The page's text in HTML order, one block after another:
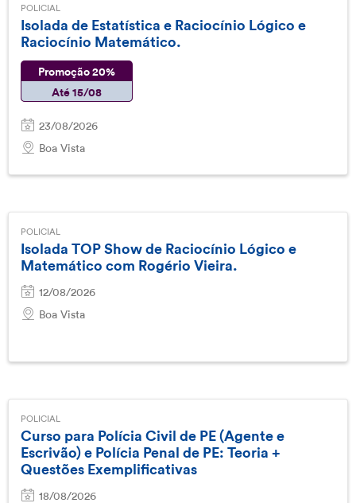
POLICIAL
Isolada de Estatística e Raciocínio Lógico e
Raciocínio Matemático.
Promoção 20%
Até 15/08
23/08/2026
Boa Vista
POLICIAL
Isolada TOP Show de Raciocínio Lógico e
Matemático com Rogério Vieira.
12/08/2026
Boa Vista
POLICIAL
Curso para Polícia Civil de PE (Agente e
Escrivão) e Polícia Penal de PE: Teoria +
Questões Exemplificativas
18/08/2026